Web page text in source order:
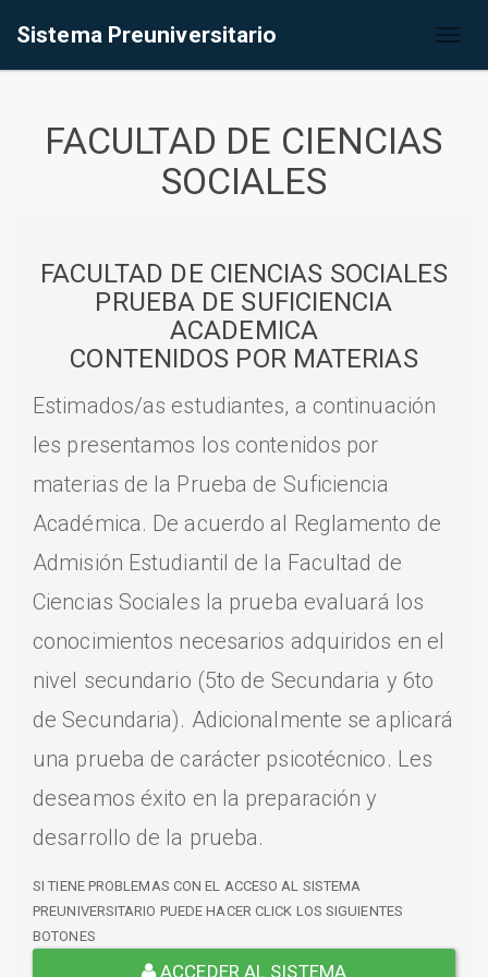
Sistema Preuniversitario
FACULTAD DE CIENCIAS
SOCIALES
FACULTAD DE CIENCIAS SOCIALES
PRUEBA DE SUFICIENCIA
ACADEMICA
CONTENIDOS POR MATERIAS
Estimados/as estudiantes, a continuación
les presentamos los contenidos por
materias de la Prueba de Suficiencia
Académica. De acuerdo al Reglamento de
Admisión Estudiantil de la Facultad de
Ciencias Sociales la prueba evaluará los
conocimientos necesarios adquiridos en el
nivel secundario (5to de Secundaria y 6to
de Secundaria). Adicionalmente se aplicará
una prueba de carácter psicotécnico. Les
deseamos éxito en la preparación y
desarrollo de la prueba.
SI TIENE PROBLEMAS CON EL ACCESO AL SISTEMA
PREUNIVERSITARIO PUEDE HACER CLICK LOS SIGUIENTES
BOTONES
ACCEDER AL SISTEMA